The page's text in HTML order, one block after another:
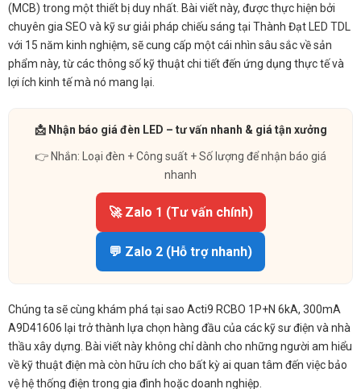
(MCB) trong một thiết bị duy nhất. Bài viết này, được thực hiện bởi
chuyên gia SEO và kỹ sư giải pháp chiếu sáng tại Thành Đạt LED TDL
với 15 năm kinh nghiệm, sẽ cung cấp một cái nhìn sâu sắc về sản
phẩm này, từ các thông số kỹ thuật chi tiết đến ứng dụng thực tế và
lợi ích kinh tế mà nó mang lại.
📩 Nhận báo giá đèn LED – tư vấn nhanh & giá tận xưởng
👉 Nhắn: Loại đèn + Công suất + Số lượng để nhận báo giá
nhanh
🚀 Zalo 1 (Tư vấn chính)
💬 Zalo 2 (Hỗ trợ nhanh)
Chúng ta sẽ cùng khám phá tại sao Acti9 RCBO 1P+N 6kA, 300mA
A9D41606 lại trở thành lựa chọn hàng đầu của các kỹ sư điện và nhà
thầu xây dựng. Bài viết này không chỉ dành cho những người am hiểu
về kỹ thuật điện mà còn hữu ích cho bất kỳ ai quan tâm đến việc bảo
vệ hệ thống điện trong gia đình hoặc doanh nghiệp.